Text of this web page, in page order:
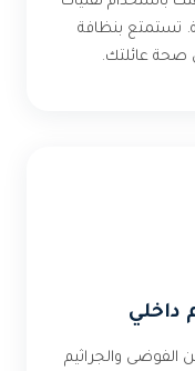
تستمتع بنظافة
صحة عائلتك.
داخلي
الفوضى والجراثيم